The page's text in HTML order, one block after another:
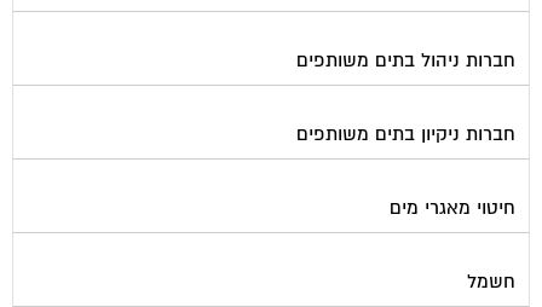
חברות ניהול בתים משותפים
חברות ניקיון בתים משותפים
חיטוי מאגרי מים
חשמל